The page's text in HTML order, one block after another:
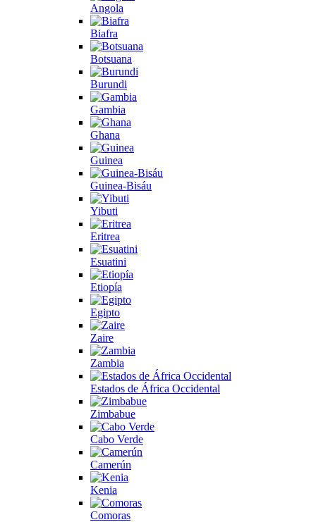
Angola
Biafra
Botsuana
Burundi
Gambia
Ghana
Guinea
Guinea-Bisáu
Yibuti
Eritrea
Esuatini
Etiopía
Egipto
Zaire
Zambia
Estados de África Occidental
Zimbabue
Cabo Verde
Camerún
Kenia
Comoras